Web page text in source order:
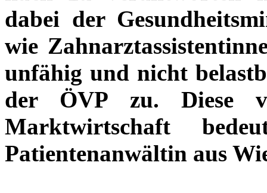
dabei der
wie
unfähig und nicht
der ÖVP zu. Diese
Marktwirtschaft
Patientenanwältin aus